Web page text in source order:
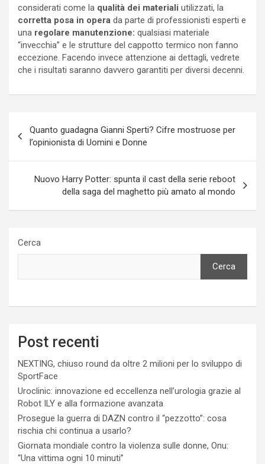
considerati come la qualità dei materiali utilizzati, la
corretta posa in opera da parte di professionisti esperti e
una regolare manutenzione: qualsiasi materiale
“invecchia” e le strutture del cappotto termico non fanno
eccezione. Facendo invece attenzione ai dettagli, vedrete
che i risultati saranno davvero garantiti per diversi decenni.
articoli
Quanto guadagna Gianni Sperti? Cifre mostruose per
l’opinionista di Uomini e Donne
Nuovo Harry Potter: spunta il cast della serie reboot
della saga del maghetto più amato al mondo
Cerca
Cerca
Post recenti
NEXTING, chiuso round da oltre 2 milioni per lo sviluppo di
SportFace
Uroclinic: innovazione ed eccellenza nell’urologia grazie al
Robot ILY e alla formazione avanzata
Prosegue la guerra di DAZN contro il “pezzotto”: cosa
rischia chi continua a usarlo?
Giornata mondiale contro la violenza sulle donne, Onu:
“Una vittima ogni 10 minuti”